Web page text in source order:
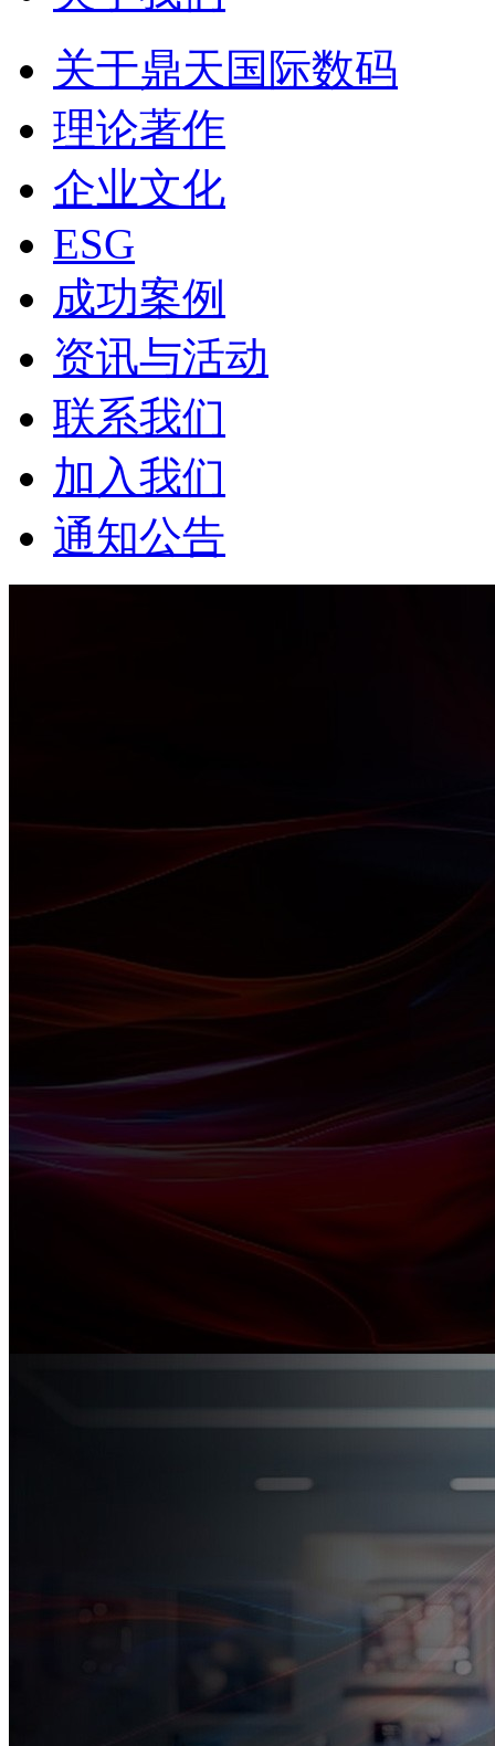
关于鼎天国际数码
理论著作
企业文化
ESG
成功案例
资讯与活动
联系我们
加入我们
通知公告